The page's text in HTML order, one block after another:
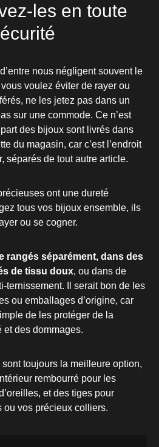
les en toute
nous négligent souvent le
voulez éviter de rayer ou
ne les jetez pas dans un
sur une commode. Ce n’est
des bijoux sont livrés dans
du magasin, car c’est l’endroit
séparés de tout autre article.
ont une dureté
tous vos bijoux ensemble, ils
ou se cogner.
rangés séparément, dans des
de tissu doux, ou dans de
ternissement. Il serait bon de les
ou emballages d’origine, car
de les protéger de la
et des dommages.
toujours la meilleure option,
rembourré pour les
et des tiges pour
ou vos précieux colliers.